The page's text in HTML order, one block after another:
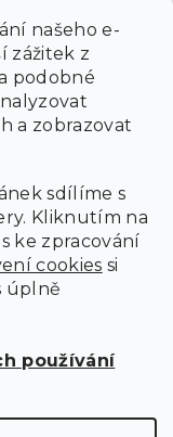
našeho e-
zážitek z
podobné
a zobrazovat
sdílíme s
Kliknutím na
ke zpracování
cookies si
úplně
používání